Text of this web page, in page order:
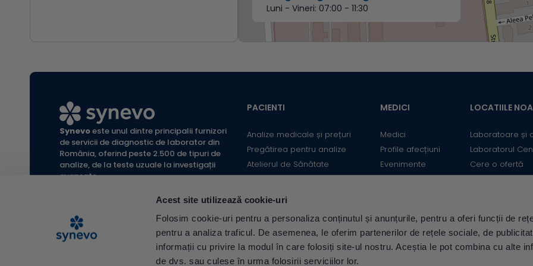
Acest site utilizează cookie-uri
Folosim cookie-uri pentru a personaliza conținutul și anunțurile, pentru a oferi funcții de
pentru a analiza traficul. De asemenea, le oferim partenerilor de rețele sociale, de
informații cu privire la modul în care folosiți site-ul nostru. Aceștia le pot combina cu alte
de dvs. sau culese în urma folosirii serviciilor lor.
Luni - Vineri: 07:00 - 11:30
Synevoeste unul dintre principalii furnizori
de servicii de diagnostic de laborator din
România, oferind peste 2.500 de tipuri de
analize, de la teste uzuale la investigații
avansate.
Termeni și condiții website |
Termeni și condiții Shop Online |
Politica de cookies |
Protecția Consumatorilor - A.N.P.C. |
PACIENTI
Analize medicale și prețuri
Pregătirea pentru analize
Atelierul de Sănătate
Informații utile
Locații
MEDICI
Medici
Profile afecțiuni
Evenimente
Informații medicale
LOCATIILE
Laboratoare și
Laboratorul
Cere o ofertă
Contact
Descarcă aplicația
MySynevo